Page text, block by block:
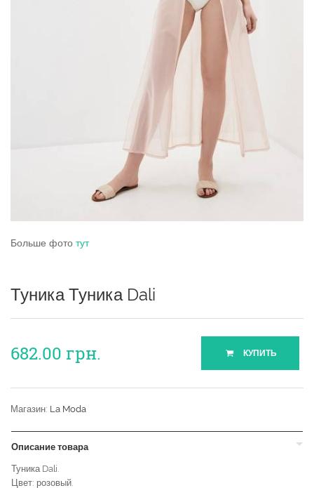
Больше фото тут
Туника Туника Dali
682.00 грн. КУПИТЬ
Магазин: La Moda
Описание товара
Туника Dali.
Цвет: розовый.